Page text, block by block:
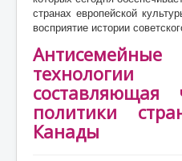
странах европейской
восприятие истории
составляющая
политики
Канады